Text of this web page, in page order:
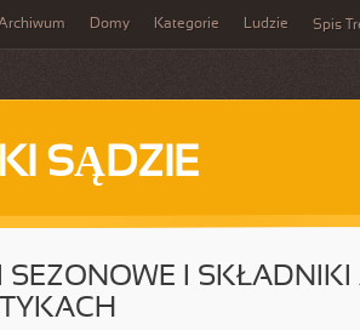
Domy Kategorie Ludzie Spis
SĄDZIE
SEZONOWE I